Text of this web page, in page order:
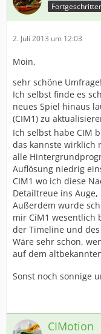
2. Juli 2013 um 12:03
Moin,
sehr schöne Umfrage!
Ich selbst finde es
neues Spiel hinaus
(CIM1) zu
Ich selbst habe CIM
das kannste wirklich
alle
Auflösung niedrig
CIM1 wo ich diese
Detailtreue ins Auge,
Außerdem wurde
mir CiM1 wesentlich
der Timeline und
Wäre sehr schon,
auf dem
Sonst noch sonnige
CIMotion